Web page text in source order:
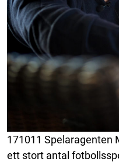
171011 Spelaragenten
ett stort antal